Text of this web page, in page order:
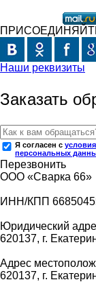
Наши реквизиты
Заказать
Я согласен с
персональных
Перезвонить
ООО «Сварка 66»
ИНН/КПП
Юридический
620137, г.
Адрес
620137, г.